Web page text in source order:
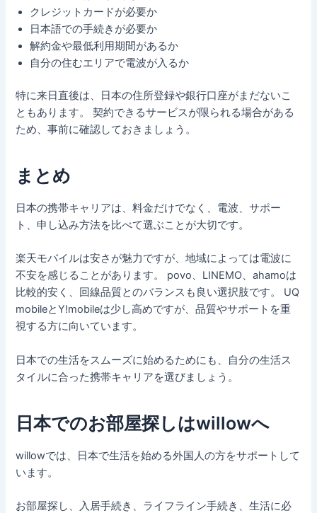
クレジットカードが必要か
日本語での手続きが必要か
解約金や最低利用期間があるか
自分の住むエリアで電波が入るか
特に来日直後は、日本の住所登録や銀行口座がまだないこ
ともあります。 契約できるサービスが限られる場合がある
ため、事前に確認しておきましょう。
まとめ
日本の携帯キャリアは、料金だけでなく、電波、サポー
ト、申し込み方法を比べて選ぶことが大切です。
楽天モバイルは安さが魅力ですが、地域によっては電波に
不安を感じることがあります。 povo、LINEMO、ahamoは
比較的安く、回線品質とのバランスも良い選択肢です。 UQ
mobileとY!mobileは少し高めですが、品質やサポートを重
視する方に向いています。
日本での生活をスムーズに始めるためにも、自分の生活ス
タイルに合った携帯キャリアを選びましょう。
日本でのお部屋探しはwillowへ
willowでは、日本で生活を始める外国人の方をサポートして
います。
お部屋探し、入居手続き、ライフライン手続き、生活に必